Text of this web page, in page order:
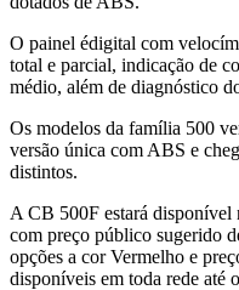
O painel édigital com
total e parcial, indicação de
médio, além de diagnóstico
Os modelos da família 500
versão única com ABS e
distintos.
A CB 500F estará disponível
com preço público sugerido
opções a cor Vermelho e
disponíveis em toda rede até